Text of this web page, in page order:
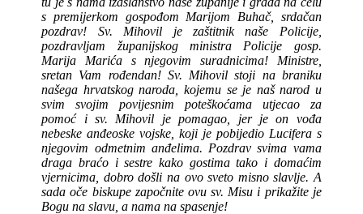
s premijerkom gospođom Marijom Buhač, srdačan
pozdrav! Sv. Mihovil je zaštitnik naše Policije,
pozdravljam županijskog ministra Policije gosp.
Marija Marića s njegovim suradnicima! Ministre,
sretan Vam rođendan! Sv. Mihovil stoji na braniku
našega hrvatskog naroda, kojemu se je naš narod u
svim svojim povijesnim poteškoćama utjecao za
pomoć i sv. Mihovil je pomagao, jer je on vođa
nebeske anđeoske vojske, koji je pobijedio Lucifera s
njegovim odmetnim anđelima. Pozdrav svima vama
draga braćo i sestre kako gostima tako i domaćim
vjernicima, dobro došli na ovo sveto misno slavlje. A
sada oče biskupe započnite ovu sv. Misu i prikažite je
Bogu na slavu, a nama na spasenje!